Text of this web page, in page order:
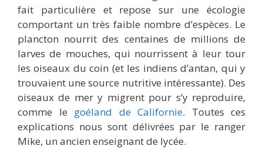
fait particulière et repose sur une écologie
comportant un très faible nombre d’espèces. Le
plancton nourrit des centaines de millions de
larves de mouches, qui nourrissent à leur tour
les oiseaux du coin (et les indiens d’antan, qui y
trouvaient une source nutritive intéressante). Des
oiseaux de mer y migrent pour s’y reproduire,
comme le goéland de Californie. Toutes ces
explications nous sont délivrées par le ranger
Mike, un ancien enseignant de lycée.